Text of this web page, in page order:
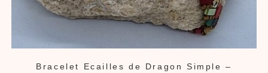
Bracelet Ecailles de Dragon Simple –